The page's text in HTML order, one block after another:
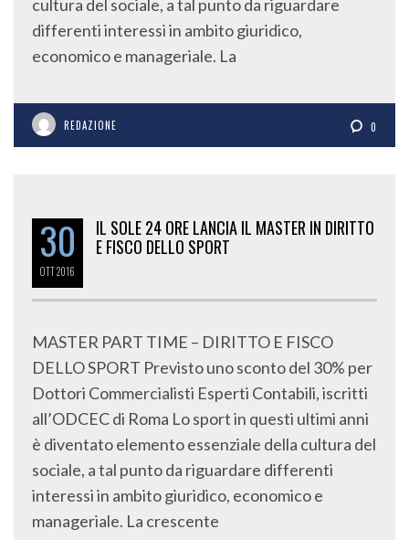
differenti interessi in ambito giuridico,
economico e manageriale. La
30
OTT 2016
E FISCO DELLO SPORT
DELLO SPORT Previsto uno sconto del 30% per
Dottori Commercialisti Esperti Contabili, iscritti
all’ODCEC di Roma Lo sport in questi ultimi anni
è diventato elemento essenziale della cultura del
sociale, a tal punto da riguardare differenti
interessi in ambito giuridico, economico e
manageriale. La crescente